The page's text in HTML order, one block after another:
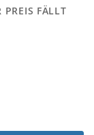
FÄLLT